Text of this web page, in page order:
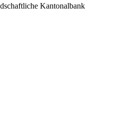
Kantonalbank